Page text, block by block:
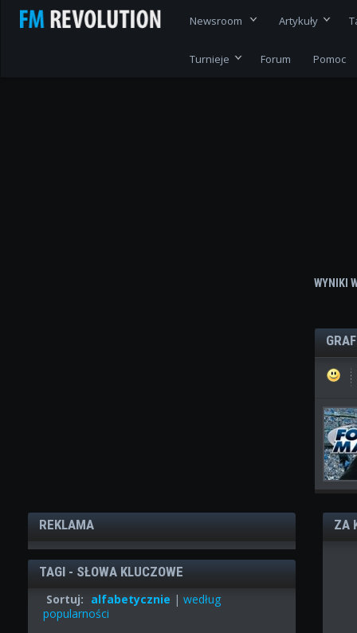
Newsroom Artykuły
Turnieje Forum Pomoc
WYNIKI
REKLAMA
TAGI - SŁOWA KLUCZOWE
Sortuj: alfabetycznie |według
popularności
ZA